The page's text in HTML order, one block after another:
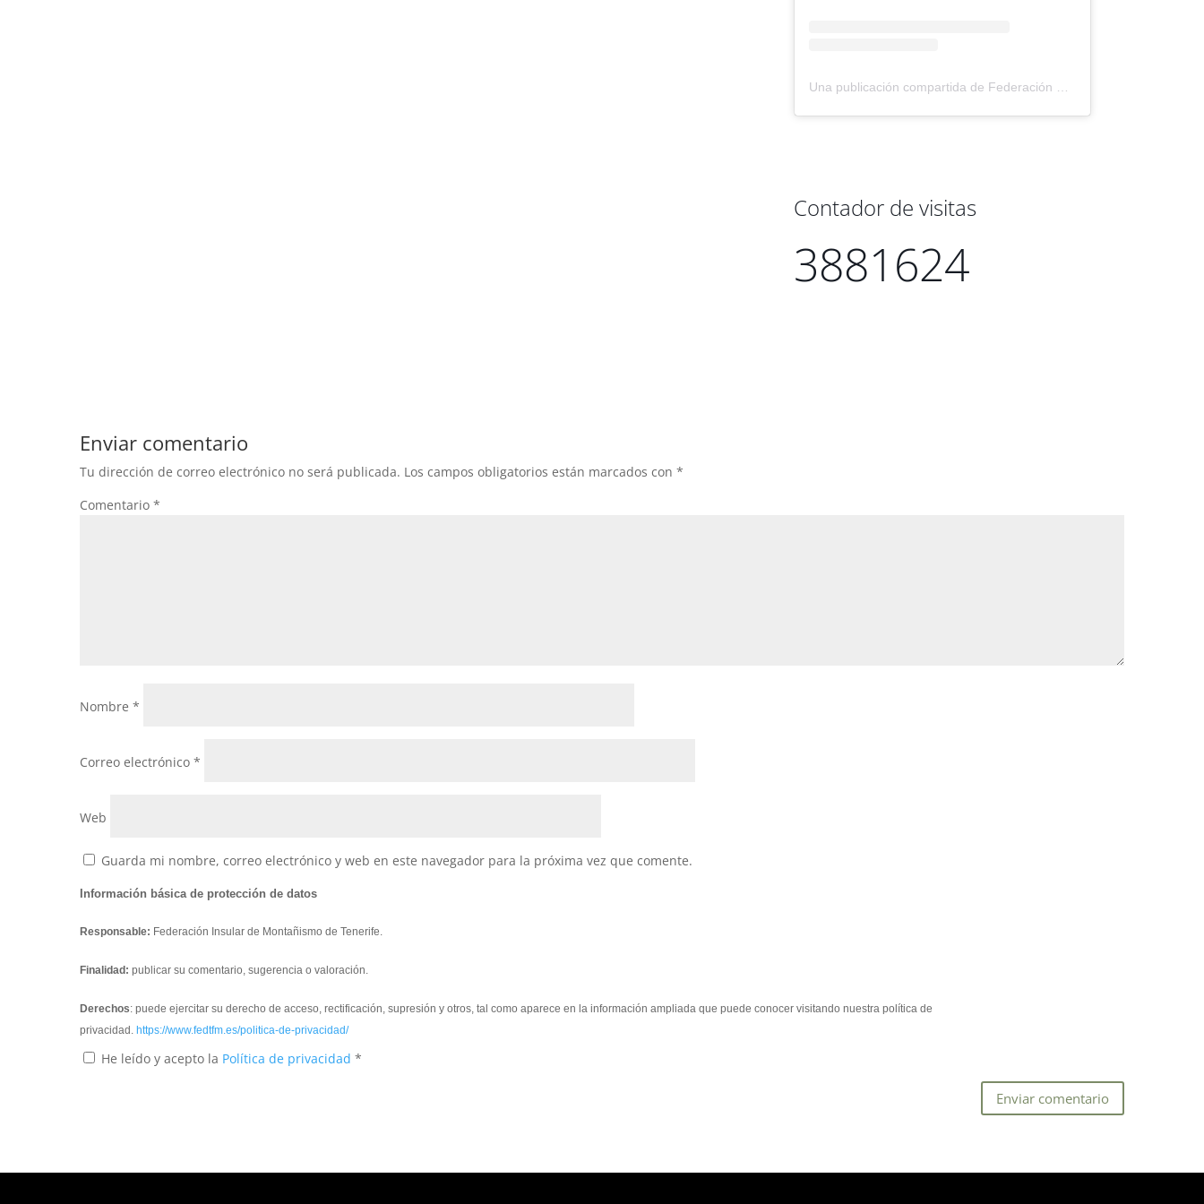
Contador de visitas
3881624
Enviar comentario
Tu dirección de correo electrónico no será publicada. Los campos obligatorios están marcados con *
Comentario *
Nombre *
Correo electrónico *
Web
Guarda mi nombre, correo electrónico y web en este navegador para la próxima vez que comente.
Información básica de protección de datos
Responsable: Federación Insular de Montañismo de Tenerife.
Finalidad: publicar su comentario, sugerencia o valoración.
Derechos: puede ejercitar su derecho de acceso, rectificación, supresión y otros, tal como aparece en la información ampliada que puede conocer visitando nuestra política de
privacidad. https://www.fedtfm.es/politica-de-privacidad/
He leído y acepto la Política de privacidad *